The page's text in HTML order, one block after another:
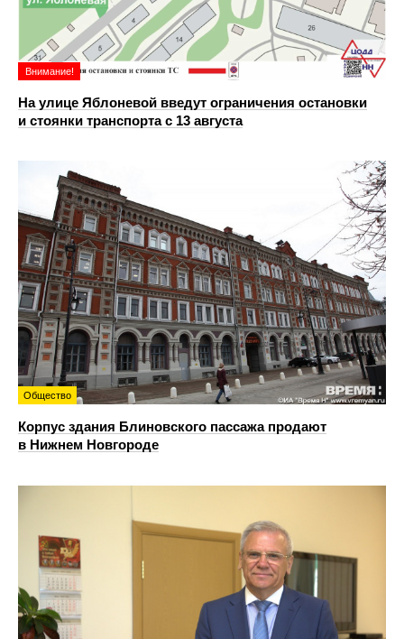
Внимание!
На улице Яблоневой введут ограничения остановки
и стоянки транспорта с 13 августа
Общество
Корпус здания Блиновского пассажа продают
в Нижнем Новгороде